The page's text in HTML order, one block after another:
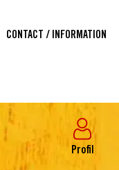
CONTACT / INFORMATION
Profil